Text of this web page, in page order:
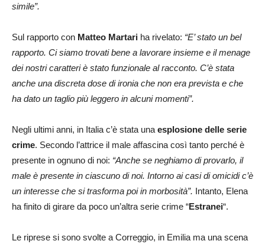
simile”.
Sul rapporto con Matteo Martari ha rivelato: “E’ stato un bel
rapporto. Ci siamo trovati bene a lavorare insieme e il menage
dei nostri caratteri è stato funzionale al racconto. C’è stata
anche una discreta dose di ironia che non era prevista e che
ha dato un taglio più leggero in alcuni momenti”.
Negli ultimi anni, in Italia c’è stata una esplosione delle serie
crime. Secondo l’attrice il male affascina così tanto perché è
presente in ognuno di noi: “Anche se neghiamo di provarlo, il
male è presente in ciascuno di noi. Intorno ai casi di omicidi c’è
un interesse che si trasforma poi in morbosità”. Intanto, Elena
ha finito di girare da poco un’altra serie crime “Estranei“.
Le riprese si sono svolte a Correggio, in Emilia ma una scena